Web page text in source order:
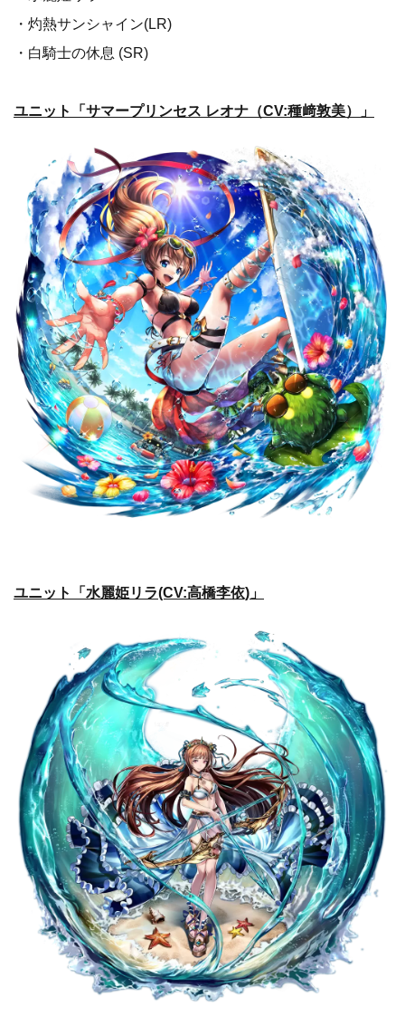
・灼熱サンシャイン(LR)
・白騎士の休息 (SR)
ユニット「サマープリンセス レオナ（CV:種﨑敦美）」
ユニット「水麗姫リラ(CV:高橋李依)」